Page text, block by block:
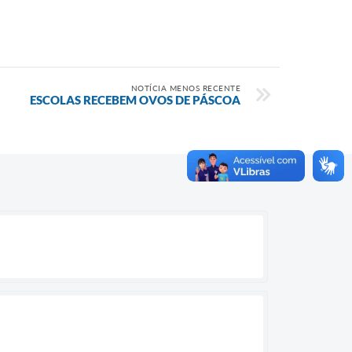
NOTÍCIA MENOS RECENTE
ESCOLAS RECEBEM OVOS DE PÁSCOA